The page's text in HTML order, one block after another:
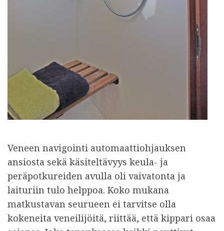
Veneen navigointi automaattiohjauksen
ansiosta sekä käsiteltävyys keula- ja
peräpotkureiden avulla oli vaivatonta ja
laituriin tulo helppoa. Koko mukana
matkustavan seurueen ei tarvitse olla
kokeneita veneilijöitä, riittää, että kippari osaa